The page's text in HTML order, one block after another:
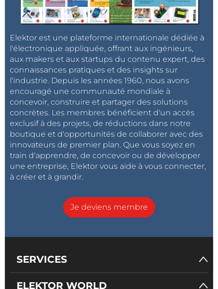
Elektor est une plateforme internationale dédiée à
l'électronique appliquée, offrant aux ingénieurs,
aux makers et aux startups du contenu expert, des
connaissances pratiques et des insights sur
l'industrie. Depuis les années 1960, nous avons
encouragé une communauté mondiale à
concevoir, construire et partager des solutions
concrètes. Les membres bénéficient d'un accès
exclusif à des projets, de réductions dans notre
boutique et d'opportunités de collaborer avec des
innovateurs de premier plan. Que vous soyez en
train d'apprendre, de concevoir ou de développer
une entreprise, Elektor vous aide à vous connecter,
à créer et à grandir.
Je deviens membre
SERVICES
ELEKTOR WORLD